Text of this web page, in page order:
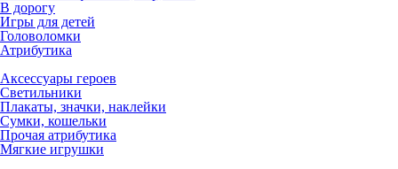
В дорогу
Игры для детей
Головоломки
Атрибутика
Аксессуары героев
Светильники
Плакаты, значки, наклейки
Сумки, кошельки
Прочая атрибутика
Мягкие игрушки